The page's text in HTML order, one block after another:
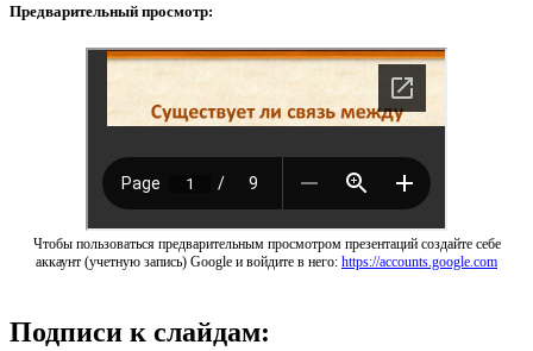
Предварительный просмотр:
Чтобы пользоваться предварительным просмотром презентаций создайте себе
аккаунт (учетную запись) Google и войдите в него: https://accounts.google.com
Подписи к слайдам: